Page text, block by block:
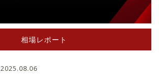
相場レポート
2025.08.06